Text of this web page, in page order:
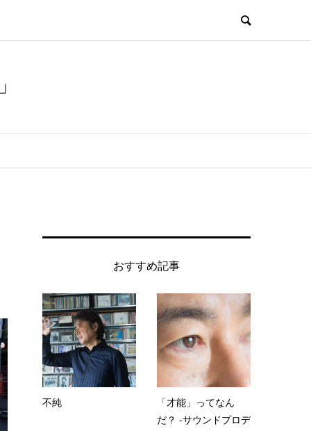
おすすめ記事
不純
「才能」ってなん
だ？ -サウンドプロデ